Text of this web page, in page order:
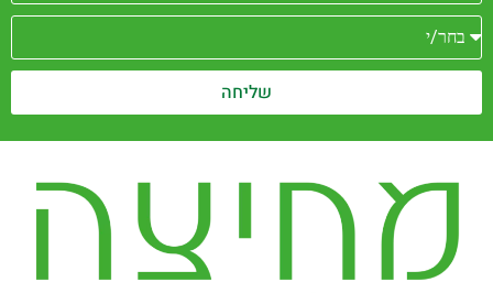
שליחה